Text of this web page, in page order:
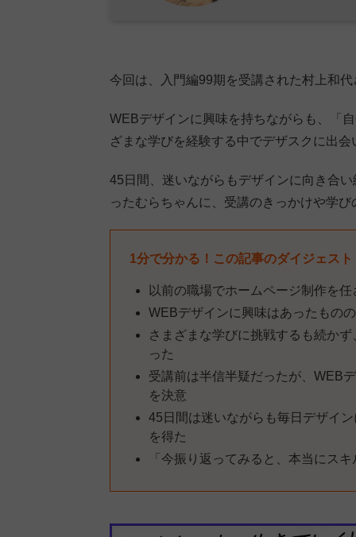
今回は、入門編99期を受講された村上和
WEBデザインに興味を持ちながらも、「
ざまな学びを経験する中でデザスクに出
45日間、迷いながらもデザインに向き合
ったむらちゃんに、受講のきっかけや学
1分で分かる！この記事のダイジェスト
以前の職場でホームページ制作を
WEBデザインに興味はあったもの
さまざまな学びに挑戦するも続か
った
受講前は半信半疑だったが、WEB
を決意
45日間は迷いながらも毎日デザイ
を得た
「今振り返ってみると、本当にス